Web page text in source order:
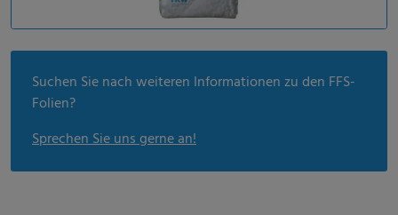
Suchen Sie nach weiteren Informationen zu den FFS-
Folien?
Sprechen Sie uns gerne an!